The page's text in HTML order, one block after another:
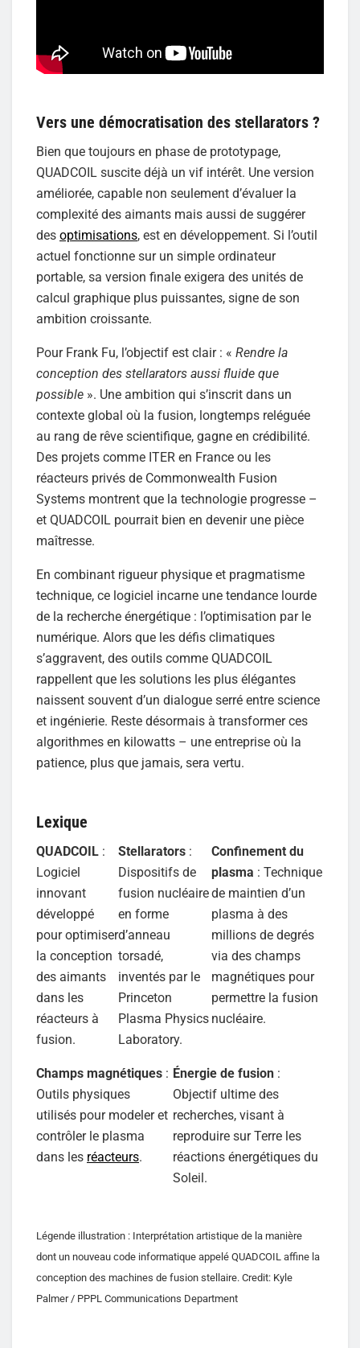
Vers une démocratisation des stellarators ?
Bien que toujours en phase de prototypage,
QUADCOIL suscite déjà un vif intérêt. Une version
améliorée, capable non seulement d’évaluer la
complexité des aimants mais aussi de suggérer
des optimisations, est en développement. Si l’outil
actuel fonctionne sur un simple ordinateur
portable, sa version finale exigera des unités de
calcul graphique plus puissantes, signe de son
ambition croissante.
Pour Frank Fu, l’objectif est clair : « Rendre la
conception des stellarators aussi fluide que
possible ». Une ambition qui s’inscrit dans un
contexte global où la fusion, longtemps reléguée
au rang de rêve scientifique, gagne en crédibilité.
Des projets comme ITER en France ou les
réacteurs privés de Commonwealth Fusion
Systems montrent que la technologie progresse –
et QUADCOIL pourrait bien en devenir une pièce
maîtresse.
En combinant rigueur physique et pragmatisme
technique, ce logiciel incarne une tendance lourde
de la recherche énergétique : l’optimisation par le
numérique. Alors que les défis climatiques
s’aggravent, des outils comme QUADCOIL
rappellent que les solutions les plus élégantes
naissent souvent d’un dialogue serré entre science
et ingénierie. Reste désormais à transformer ces
algorithmes en kilowatts – une entreprise où la
patience, plus que jamais, sera vertu.
Lexique
QUADCOIL :
Logiciel
innovant
développé
pour optimiser
la conception
des aimants
dans les
réacteurs à
fusion.
Stellarators :
Dispositifs de
fusion nucléaire
en forme
d’anneau
torsadé,
inventés par le
Princeton
Plasma Physics
Laboratory.
Confinement du
plasma : Technique
de maintien d’un
plasma à des
millions de degrés
via des champs
magnétiques pour
permettre la fusion
nucléaire.
Champs magnétiques :
Outils physiques
utilisés pour modeler et
contrôler le plasma
dans les réacteurs.
Énergie de fusion:
Objectif ultime des
recherches, visant à
reproduire sur Terre les
réactions énergétiques du
Soleil.
Légende illustration : Interprétation artistique de la manière
dont un nouveau code informatique appelé QUADCOIL affine la
conception des machines de fusion stellaire. Credit: Kyle
Palmer / PPPL Communications Department